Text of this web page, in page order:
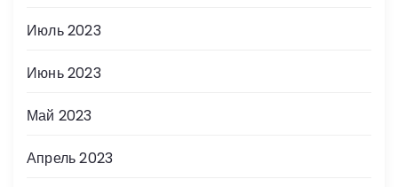
Июль 2023
Июнь 2023
Май 2023
Апрель 2023